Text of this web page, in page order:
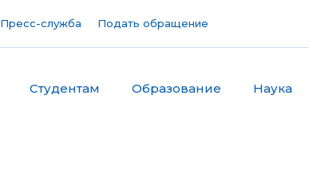
Пресс-служба Подать обращение
Студентам Образование Наука